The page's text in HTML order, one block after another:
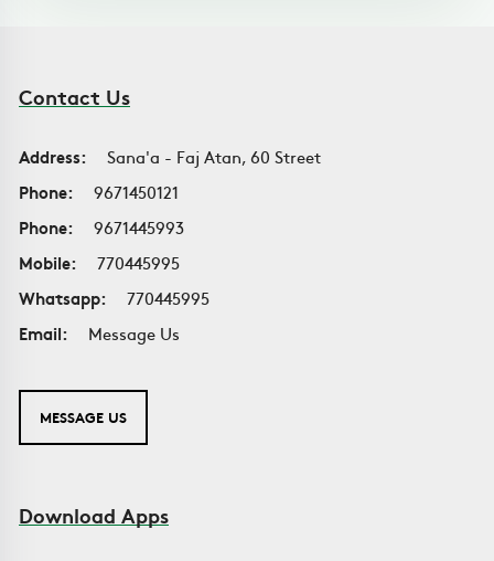
Contact Us
Address:
Sana'a - Faj Atan, 60 Street
Phone:
9671450121
Phone:
9671445993
Mobile:
770445995
Whatsapp:
770445995
Email:
Message Us
MESSAGE US
Download Apps